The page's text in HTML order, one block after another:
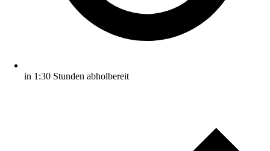
in 1:30 Stunden abholbereit